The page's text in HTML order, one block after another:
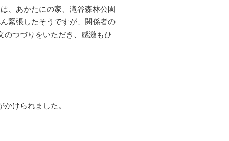
、あかたにの家、滝谷森林公園
緊張したそうですが、関係者の
のつづりをいただき、感激もひ
けられました。